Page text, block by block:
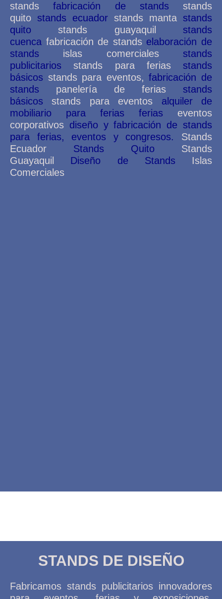
stands fabricación de stands stands
quito stands ecuador stands manta stands
quito stands guayaquil stands
cuenca fabricación de stands elaboración de
stands islas comerciales stands
publicitarios stands para ferias stands
básicos stands para eventos,fabricación de
stands panelería de ferias stands
básicos stands para eventos alquiler de
mobiliario para ferias ferias eventos
corporativos diseño y fabricación de stands
para ferias, eventos y congresos. Stands
Ecuador Stands Quito Stands
Guayaquil Diseño de Stands Islas
Comerciales
STANDS DE DISEÑO
Fabricamos stands publicitarios innovadores